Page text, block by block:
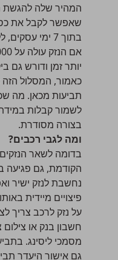
המהיר שלה להגשת
בתוך 7 ימי
יותר זמן ודורש גם
כאמור, המסלול
תביעות מכאן. מה
לשמור קבלות
בצורה מסודרת.
ומה לגבי רכבים?
בדומה לשאר
הקודמת, גם פגיעה
נחשבת לנזק ישיר
פיצויים מיידית
על נזק לרכב צריך
חשבון בנק או צילום
גם אישור היעדר